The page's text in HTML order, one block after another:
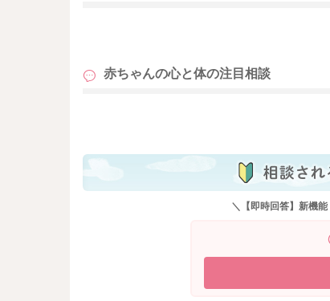
赤ちゃんの心と体の注目相談
＼【即時回答】新機